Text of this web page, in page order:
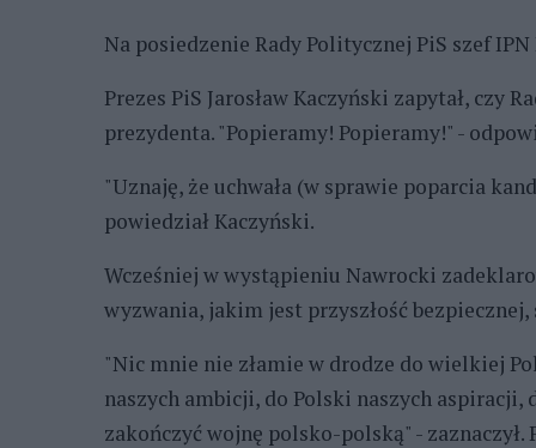
Na posiedzenie Rady Politycznej PiS szef
Prezes PiS Jarosław Kaczyński zapytał, czy
prezydenta. "Popieramy! Popieramy!" -
"Uznaję, że uchwała (w sprawie poparcia
powiedział Kaczyński.
Wcześniej w wystąpieniu Nawrocki
wyzwania, jakim jest przyszłość
"Nic mnie nie złamie w drodze do wielkiej
naszych ambicji, do Polski naszych aspiracji,
zakończyć wojnę polsko-polską" -